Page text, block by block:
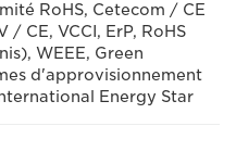
RoHS, Cetecom / CE
/ CE, VCCI, ErP, RoHS
WEEE, Green
d'approvisionnement
Energy Star